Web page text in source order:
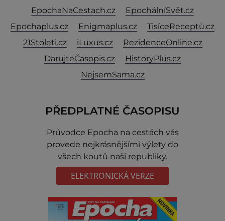
EpochaNaCestach.cz
EpochálníSvět.cz
Epochaplus.cz
Enigmaplus.cz
TisíceReceptů.cz
21Stoleti.cz
iLuxus.cz
RezidenceOnline.cz
DarujteČasopis.cz
HistoryPlus.cz
NejsemSama.cz
PŘEDPLATNÉ ČASOPISU
Prúvodce Epocha na cestách vás
provede nejkrásnějšími výlety do
všech koutů naší republiky.
ELEKTRONICKÁ VERZE